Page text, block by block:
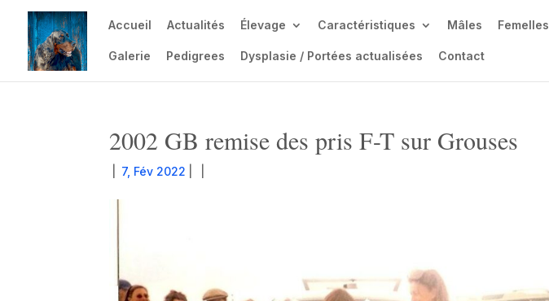
Accueil Actualités Élevage Caractéristiques Mâles Femelles
Galerie Pedigrees Dysplasie / Portées actualisées Contact
2002 GB remise des pris F-T sur Grouses
7, Fév 2022